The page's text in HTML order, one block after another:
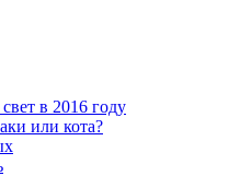
в 2016 году
или кота?